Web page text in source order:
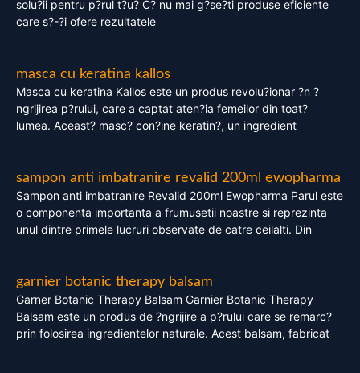
solu?ii pentru p?rul t?u? C? nu mai g?se?ti produse eficiente
care s?-?i ofere rezultatele
masca cu keratina kallos
Masca cu keratina Kallos este un produs revolu?ionar ?n ?
ngrijirea p?rului, care a captat aten?ia femeilor din toat?
lumea. Aceast? masc? con?ine keratin?, un ingredient
sampon anti imbatranire revalid 200ml ewopharma
Sampon anti imbatranire Revalid 200ml Ewopharma Parul este
o componenta importanta a frumusetii noastre si reprezinta
unul dintre primele lucruri observate de catre ceilalti. Din
garnier botanic therapy balsam
Garner Botanic Therapy Balsam Garnier Botanic Therapy
Balsam este un produs de ?ngrijire a p?rului care se remarc?
prin folosirea ingredientelor naturale. Acest balsam, fabricat